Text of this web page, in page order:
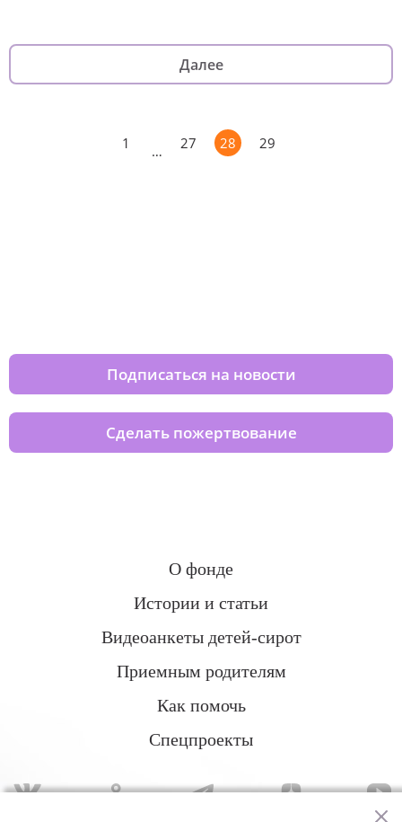
Далее
1 … 27 28 29
Подписаться на новости
Сделать пожертвование
О фонде
Истории и статьи
Видеоанкеты детей-сирот
Приемным родителям
Как помочь
Спецпроекты